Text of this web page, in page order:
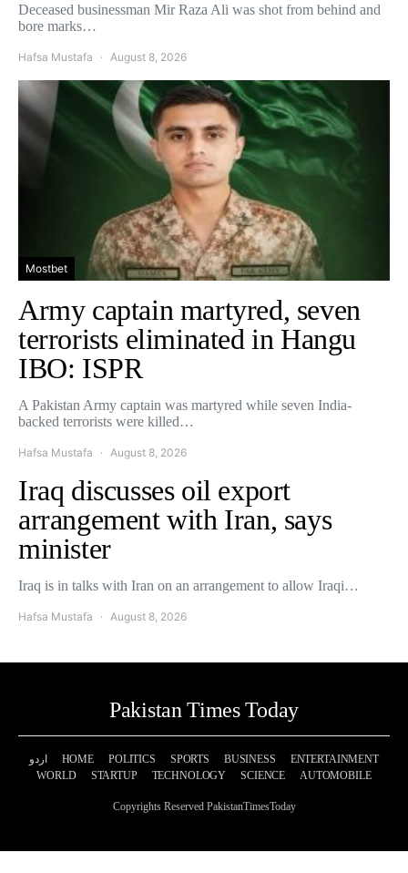
Deceased businessman Mir Raza Ali was shot from behind and
bore marks…
Hafsa Mustafa August 8, 2026
Mostbet
Army captain martyred, seven
terrorists eliminated in Hangu
IBO: ISPR
A Pakistan Army captain was martyred while seven India-
backed terrorists were killed…
Hafsa Mustafa August 8, 2026
Iraq discusses oil export
arrangement with Iran, says
minister
Iraq is in talks with Iran on an arrangement to allow Iraqi…
Hafsa Mustafa August 8, 2026
Pakistan Times Today
اردو HOME POLITICS SPORTS BUSINESS
ENTERTAINMENT
WORLD
STARTUP TECHNOLOGY SCIENCE AUTOMOBILE
Copyrights Reserved PakistanTimesToday